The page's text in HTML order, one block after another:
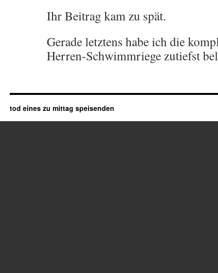
Ihr Beitrag kam zu spät.
Gerade letztens habe ich die
Herren-Schwimmriege zutiefst
tod eines zu mittag speisenden